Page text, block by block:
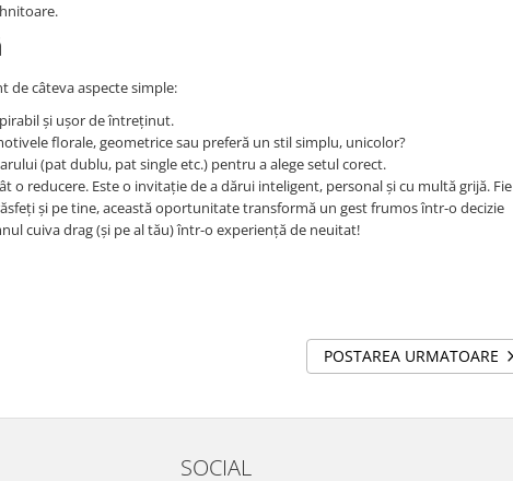
de câteva aspecte simple:
și ușor de întreținut.
florale, geometrice sau preferă un stil simplu, unicolor?
(pat dublu, pat single etc.) pentru a alege setul corect.
o reducere. Este o invitație de a dărui inteligent, personal și cu multă grijă. Fie
și pe tine, această oportunitate transformă un gest frumos într-o decizie
cuiva drag (și pe al tău) într-o experiență de neuitat!
POSTAREA URMATOARE
SOCIAL